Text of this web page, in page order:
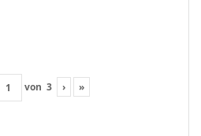
von 3 › »